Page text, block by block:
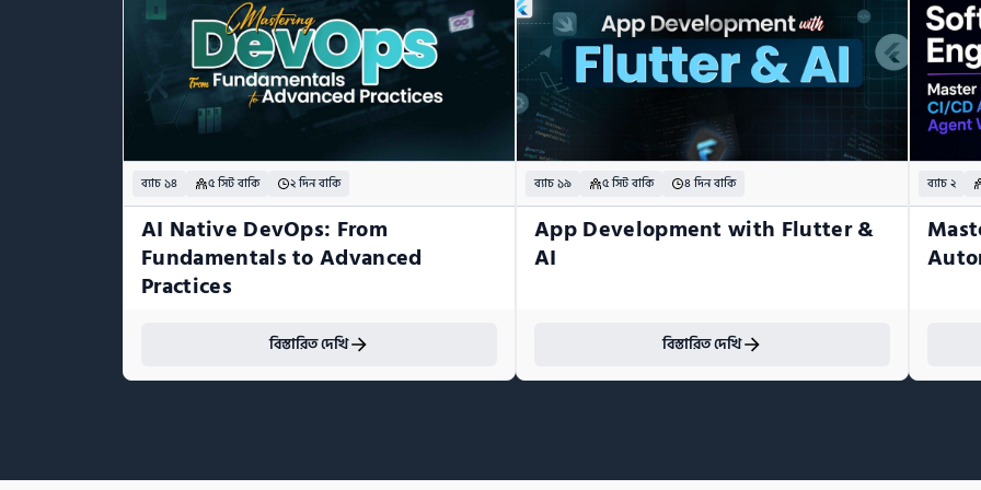
ব্যাচ ১৪ ৫ সিট বাকি ২ দিন বাকি
AI Native DevOps: From
Fundamentals to Advanced
Practices
বিস্তারিত দেখি
ব্যাচ ১৯ ৫ সিট বাকি ৪ দিন বাকি
App Development with Flutter &
AI
বিস্তারিত দেখি
ব্যাচ ২